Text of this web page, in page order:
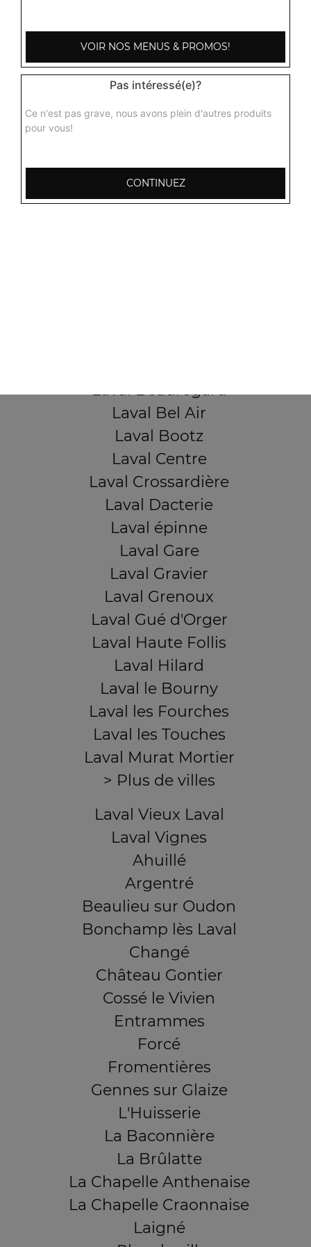
Laval Beauregard
Laval Bel Air
Laval Bootz
Laval Centre
Laval Crossardière
Laval Dacterie
Laval épinne
Laval Gare
Laval Gravier
Laval Grenoux
Laval Gué d'Orger
Laval Haute Follis
Laval Hilard
Laval le Bourny
Laval les Fourches
Laval les Touches
Laval Murat Mortier
> Plus de villes
Laval Vieux Laval
Laval Vignes
Ahuillé
Argentré
Beaulieu sur Oudon
Bonchamp lès Laval
Changé
Château Gontier
Cossé le Vivien
Entrammes
Forcé
Fromentières
Gennes sur Glaize
L'Huisserie
La Baconnière
La Brûlatte
La Chapelle Anthenaise
La Chapelle Craonnaise
Laigné
VOIR NOS MENUS & PROMOS!
Pas intéressé(e)?
Ce n'est pas grave, nous avons plein d'autres produits
pour vous!
CONTINUEZ